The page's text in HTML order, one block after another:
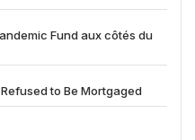
Fund aux côtés du
Refused to Be Mortgaged